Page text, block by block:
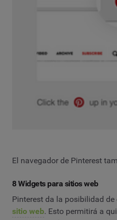
El navegador de Pinterest
8 Widgets para sitios web
Pinterest da la posibilidad de
sitio web. Esto permitirá a